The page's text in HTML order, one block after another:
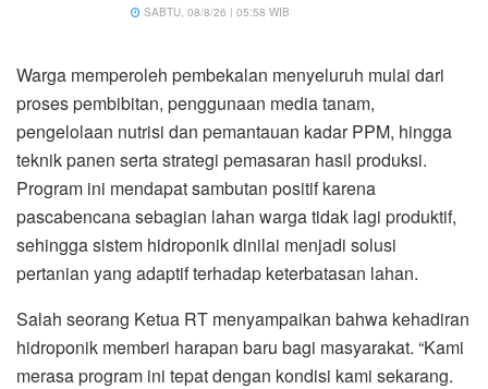
SABTU, 08/8/26 | 05:58 WIB
Warga memperoleh pembekalan menyeluruh mulai dari
proses pembibitan, penggunaan media tanam,
pengelolaan nutrisi dan pemantauan kadar PPM, hingga
teknik panen serta strategi pemasaran hasil produksi.
Program ini mendapat sambutan positif karena
pascabencana sebagian lahan warga tidak lagi produktif,
sehingga sistem hidroponik dinilai menjadi solusi
pertanian yang adaptif terhadap keterbatasan lahan.
Salah seorang Ketua RT menyampaikan bahwa kehadiran
hidroponik memberi harapan baru bagi masyarakat. “Kami
merasa program ini tepat dengan kondisi kami sekarang.